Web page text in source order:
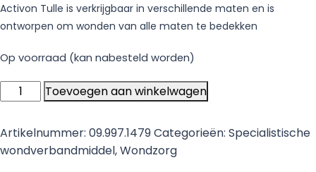
Activon Tulle is verkrijgbaar in verschillende maten en is
ontworpen om wonden van alle maten te bedekken
Op voorraad (kan nabesteld worden)
Activon
Tulle
100%
Manuka
Toevoegen aan winkelwagen
Artikelnummer: 09.997.1479Categorieën: Specialistische
wondverbandmiddel,Wondzorg